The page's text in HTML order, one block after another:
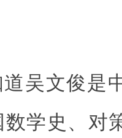
吴文俊是
学史、对